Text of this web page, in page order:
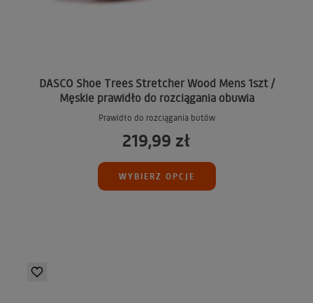
DASCO Shoe Trees Stretcher Wood Mens 1szt /
Męskie prawidło do rozciągania obuwia
Prawidło do rozciągania butów
219,99 zł
WYBIERZ OPCJE